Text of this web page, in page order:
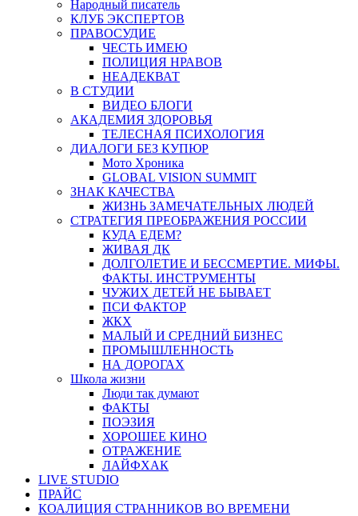
Народный писатель
КЛУБ ЭКСПЕРТОВ
ПРАВОСУДИЕ
ЧЕСТЬ ИМЕЮ
ПОЛИЦИЯ НРАВОВ
НЕАДЕКВАТ
В СТУДИИ
ВИДЕО БЛОГИ
АКАДЕМИЯ ЗДОРОВЬЯ
ТЕЛЕСНАЯ ПСИХОЛОГИЯ
ДИАЛОГИ БЕЗ КУПЮР
Мото Хроника
GLOBAL VISION SUMMIT
ЗНАК КАЧЕСТВА
ЖИЗНЬ ЗАМЕЧАТЕЛЬНЫХ ЛЮДЕЙ
СТРАТЕГИЯ ПРЕОБРАЖЕНИЯ РОССИИ
КУДА ЕДЕМ?
ЖИВАЯ ДК
ДОЛГОЛЕТИЕ И БЕССМЕРТИЕ. МИФЫ.
ФАКТЫ. ИНСТРУМЕНТЫ
ЧУЖИХ ДЕТЕЙ НЕ БЫВАЕТ
ПСИ ФАКТОР
ЖКХ
МАЛЫЙ И СРЕДНИЙ БИЗНЕС
ПРОМЫШЛЕННОСТЬ
НА ДОРОГАХ
Школа жизни
Люди так думают
ФАКТЫ
ПОЭЗИЯ
ХОРОШЕЕ КИНО
ОТРАЖЕНИЕ
ЛАЙФХАК
LIVE STUDIO
ПРАЙС
КОАЛИЦИЯ СТРАННИКОВ ВО ВРЕМЕНИ